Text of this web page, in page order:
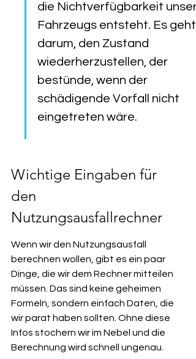
die Nichtverfügbarkeit
Fahrzeugs entsteht. Es geht
darum, den Zustand
wiederherzustellen, der
bestünde, wenn der
schädigende Vorfall nicht
eingetreten wäre.
Wichtige Eingaben für
den
Nutzungsausfallrechner
Wenn wir den Nutzungsausfall
berechnen wollen, gibt es ein paar
Dinge, die wir dem Rechner mitteilen
müssen. Das sind keine geheimen
Formeln, sondern einfach Daten, die
wir parat haben sollten. Ohne diese
Infos stochern wir im Nebel und die
Berechnung wird schnell ungenau.